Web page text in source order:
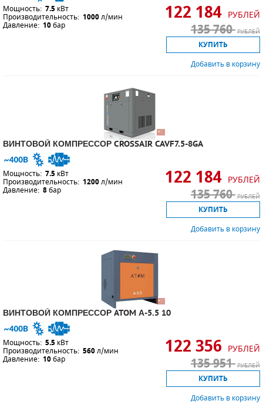
Мощность: 7.5 кВт
Производительность: 1000л/мин
Давление: 10бар
122 184 РУБЛЕЙ
135 760 РУБЛЕЙ
КУПИТЬ
Добавить в корзину
ВИНТОВОЙ КОМПРЕССОР CROSSAIR CAVF7.5-8GA
Мощность: 7.5 кВт
Производительность: 1200л/мин
Давление: 8бар
122 184 РУБЛЕЙ
135 760 РУБЛЕЙ
КУПИТЬ
Добавить в корзину
ВИНТОВОЙ КОМПРЕССОР ATOM А-5.5 10
Мощность: 5.5 кВт
Производительность: 560л/мин
Давление: 10бар
122 356 РУБЛЕЙ
135 951 РУБЛЕЙ
КУПИТЬ
Добавить в корзину